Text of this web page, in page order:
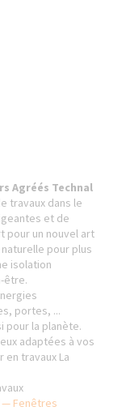
Agréés Technal
travaux dans le
et de
pour un nouvel art
pour plus
isolation
être.
portes, ...
pour la planète.
adaptées à vos
travaux La
— Fenêtres